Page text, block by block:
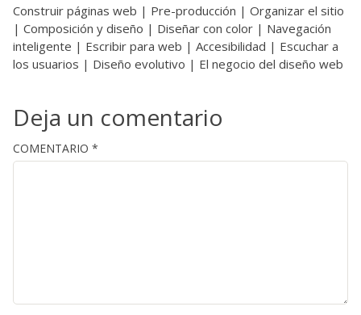
Construir páginas web | Pre-producción | Organizar el sitio
| Composición y diseño | Diseñar con color | Navegación
inteligente | Escribir para web | Accesibilidad | Escuchar a
los usuarios | Diseño evolutivo | El negocio del diseño web
Deja un comentario
COMENTARIO *